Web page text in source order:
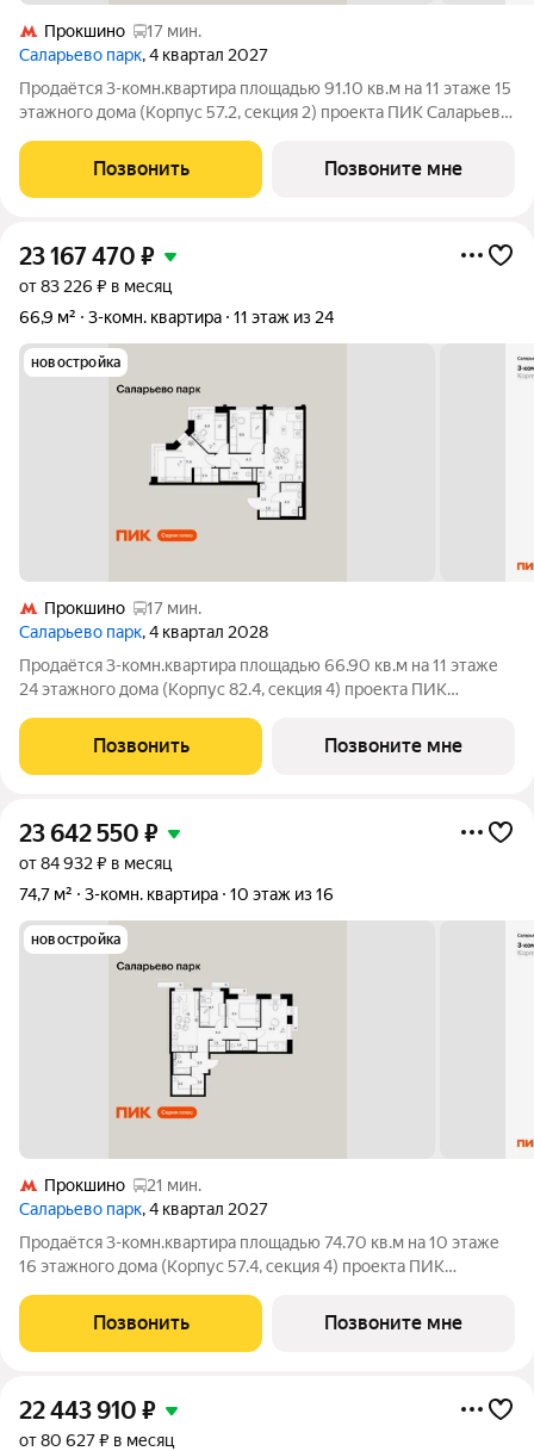
Прокшино
17 мин.
Саларьево парк, 4 квартал 2027
Продаётся 3-комн.квартира площадью 91.10 кв.м на 11 этаже 15
этажного дома (Корпус 57.2, секция 2) проекта ПИК Саларьево
функциональная планировка, большие окна, с отделкой. Жилой
район «Саларьево
Позвонить Позвоните мне
23 167 470 ₽
от 83 226 ₽ в месяц
66,9 м²
3-комн. квартира 11 этаж из 24
новостройка
Прокшино
17 мин.
Саларьево парк, 4 квартал 2028
Продаётся 3-комн.квартира площадью 66.90 кв.м на 11 этаже
24 этажного дома (Корпус 82.4, секция 4) проекта ПИК
земли, функциональная планировка, большие окна, с отделкой.
Жилой район «Саларьево
Позвонить Позвоните мне
23 642 550 ₽
от 84 932 ₽ в месяц
74,7 м²
3-комн. квартира 10 этаж из 16
новостройка
Прокшино
21 мин.
Саларьево парк, 4 квартал 2027
Продаётся 3-комн.квартира площадью 74.70 кв.м на 10 этаже
16 этажного дома (Корпус 57.4, секция 4) проекта ПИК
земли, функциональная планировка, большие окна, с отделкой.
Жилой район «Саларьево
Позвонить Позвоните мне
22 443 910 ₽
от 80 627 ₽ в месяц